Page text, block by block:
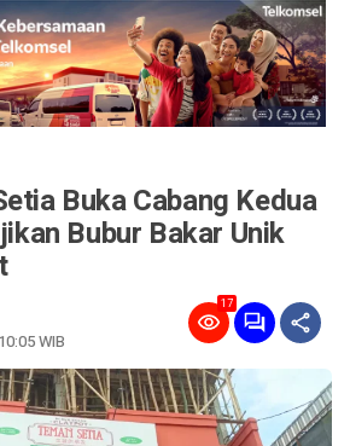
Buka Cabang Kedua
Bubur Bakar Unik
WIB
17